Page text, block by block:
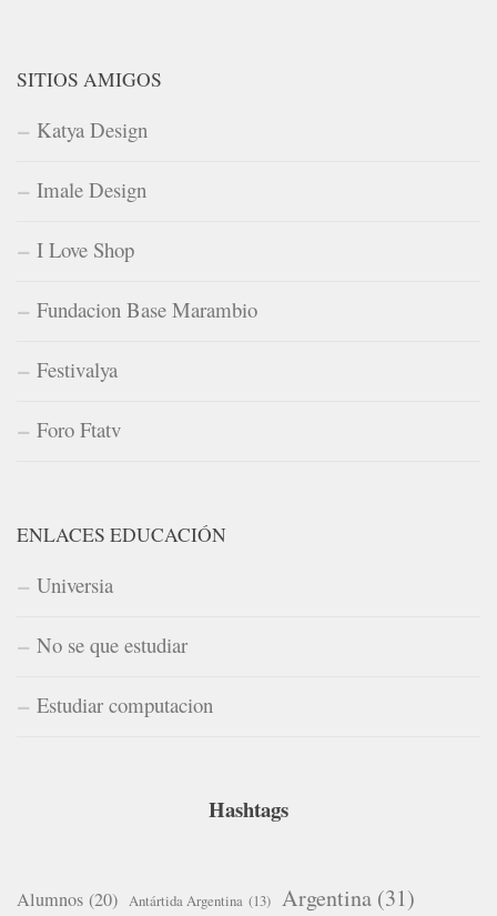
SITIOS AMIGOS
Katya Design
Imale Design
I Love Shop
Fundacion Base Marambio
Festivalya
Foro Ftatv
ENLACES EDUCACIÓN
Universia
No se que estudiar
Estudiar computacion
Hashtags
Alumnos (20) Antártida Argentina (13) Argentina (31)